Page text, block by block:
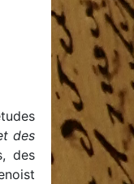
des
des